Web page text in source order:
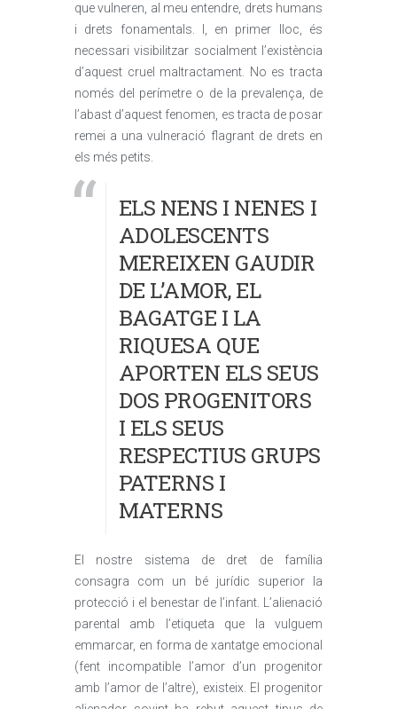
que vulneren, al meu entendre, drets humans
i drets fonamentals. I, en primer lloc, és
necessari visibilitzar socialment l’existència
d’aquest cruel maltractament. No es tracta
només del perímetre o de la prevalença, de
l’abast d’aquest fenomen, es tracta de posar
remei a una vulneració flagrant de drets en
els més petits.
ELS NENS I NENES I
ADOLESCENTS
MEREIXEN GAUDIR
DE L’AMOR, EL
BAGATGE I LA
RIQUESA QUE
APORTEN ELS SEUS
DOS PROGENITORS
I ELS SEUS
RESPECTIUS GRUPS
PATERNS I
MATERNS
El nostre sistema de dret de família
consagra com un bé jurídic superior la
protecció i el benestar de l’infant. L’alienació
parental amb l’etiqueta que la vulguem
emmarcar, en forma de xantatge emocional
(fent incompatible l’amor d’un progenitor
amb l’amor de l’altre), existeix. El progenitor